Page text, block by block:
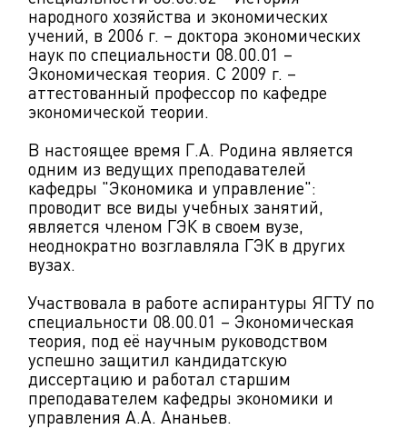
народного хозяйства и экономических
учений, в 2006 г. – доктора экономических
наук по специальности 08.00.01 –
Экономическая теория. С 2009 г. –
аттестованный профессор по кафедре
экономической теории.
В настоящее время Г.А. Родина является
одним из ведущих преподавателей
кафедры "Экономика и управление":
проводит все виды учебных занятий,
является членом ГЭК в своем вузе,
неоднократно возглавляла ГЭК в других
вузах.
Участвовала в работе аспирантуры ЯГТУ по
специальности 08.00.01 – Экономическая
теория, под её научным руководством
успешно защитил кандидатскую
диссертацию и работал старшим
преподавателем кафедры экономики и
управления А.А. Ананьев.